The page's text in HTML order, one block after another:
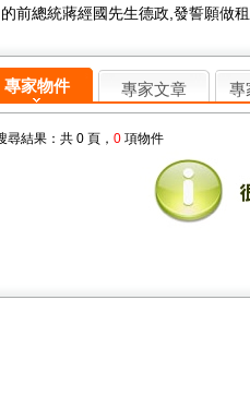
的前總統蔣經國先生德政,發誓願做
專家物件 專家文章 專
尋結果：共 0 頁， 0 項物件